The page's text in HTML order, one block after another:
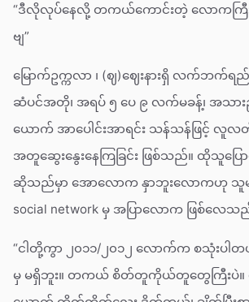
“ဒီလိုလုပ်နေလို့ တကယ်ကောင်းတဲ့ လောကကြီ
ဗျ”
မြောက်ဥက္ကလာ ၊ (ဈ)ဈေးနားရှိ လက်ဘ
ဆံပင်အတို၊ အရပ် ၅ ပေ ၉ လက်မခန့်၊ အသ
ယောက် အာပေါင်းအာရင်း သန်သန်ဖြင့် လူ
အတူဆွေးနွေးနေကြခြင်း ဖြစ်သည်။ ထိုသူပြ
ဆိုသည်မှာ အောလောက နှာဘူးလောကဟု သူမျာ
social network မှ အပြာလောက ဖြစ်လေသ
“ငါတို့ကွာ ၂၀၁၁/၂၀၁၂ လောက်က စသုံးပါ
မှ မရှိဘူး။ တကယ် စိတ်တူကိုယ်တူတွေကြီးပဲ